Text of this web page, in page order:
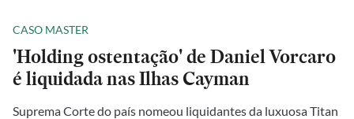
CASO MASTER
'Holding ostentação' de Daniel Vorcaro
é liquidada nas Ilhas Cayman
Suprema Corte do país nomeou liquidantes da luxuosa Titan